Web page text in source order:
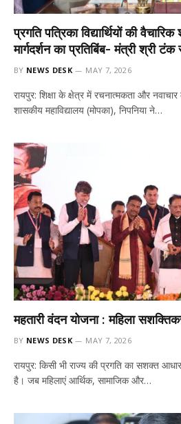
प्रगति पत्रिका विद्यार्थियों की
मार्गदर्शन का प्रतिबिंब- मंत्री श्री टंक
BY NEWS DESK MAY 7, 2026
रायपुर: शिक्षा के क्षेत्र में रचनात्मकता और नवाचार
शासकीय महाविद्यालय (मोपका), निपनिया ने…
महतारी वंदन योजना : महिला
BY NEWS DESK MAY 7, 2026
रायपुर: किसी भी राज्य की प्रगति का सशक्त
है। जब महिलाएं आर्थिक, सामाजिक और…